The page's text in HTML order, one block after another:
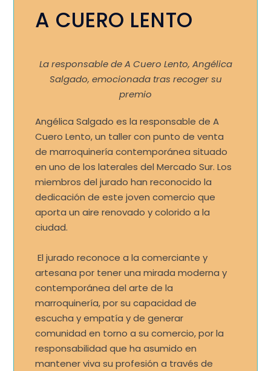
A CUERO LENTO
La responsable de A Cuero Lento, Angélica
Salgado, emocionada tras recoger su
premio
Angélica Salgado es la responsable de A
Cuero Lento, un taller con punto de venta
de marroquinería contemporánea situado
en uno de los laterales del Mercado Sur. Los
miembros del jurado han reconocido la
dedicación de este joven comercio que
aporta un aire renovado y colorido a la
ciudad.
El jurado reconoce a la comerciante y
artesana por tener una mirada moderna y
contemporánea del arte de la
marroquinería, por su capacidad de
escucha y empatía y de generar
comunidad en torno a su comercio, por la
responsabilidad que ha asumido en
mantener viva su profesión a través de